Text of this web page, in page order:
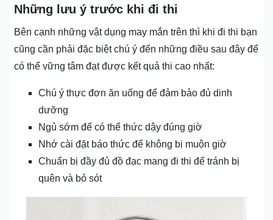
Những lưu ý trước khi đi thi
Bên cạnh những vật dụng may mắn trên thì khi đi thi bạn
cũng cần phải đặc biệt chú ý đến những điều sau đây để
có thể vững tâm đạt được kết quả thi cao nhất:
Chú ý thực đơn ăn uống để đảm bảo đủ dinh
dưỡng
Ngủ sớm để có thể thức dậy đúng giờ
Nhớ cài đặt báo thức để không bị muộn giờ
Chuẩn bị đầy đủ đồ đạc mang đi thi để tránh bị
quên và bỏ sót